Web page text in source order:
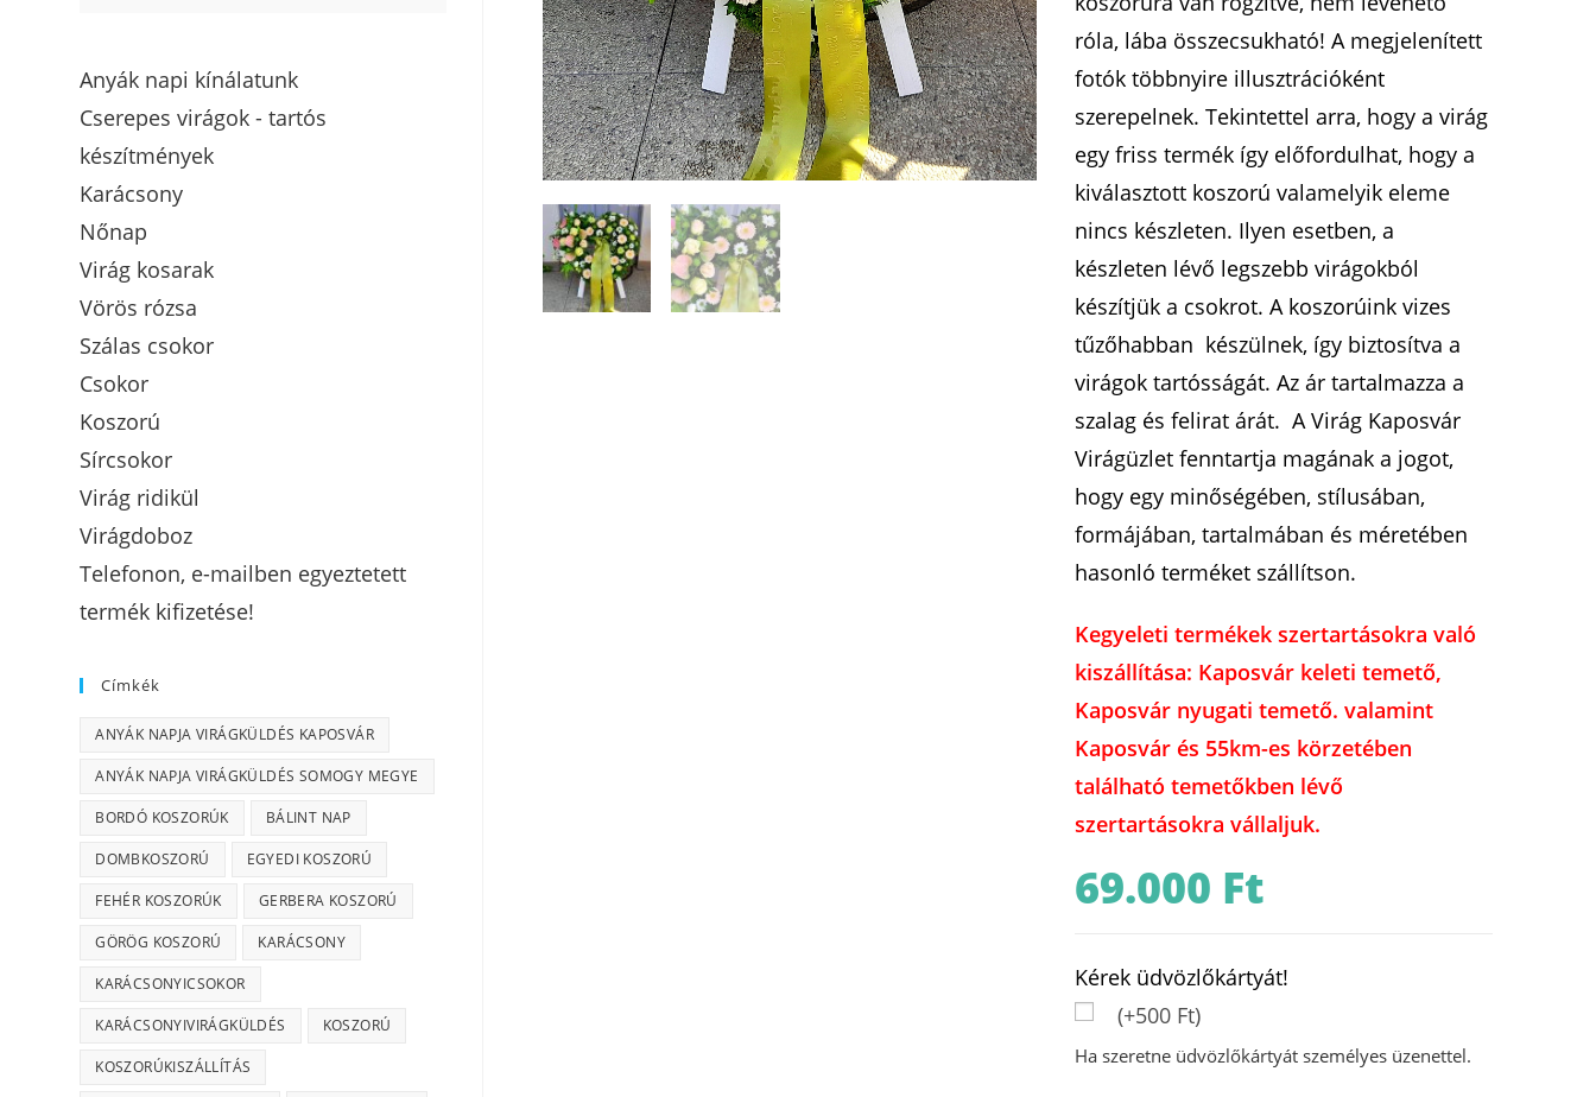
róla, lába összecsukható! A megjelenített
fotók többnyire illusztrációként
szerepelnek. Tekintettel arra, hogy a virág
egy friss termék így előfordulhat, hogy a
kiválasztott koszorú valamelyik eleme
nincs készleten. Ilyen esetben, a
készleten lévő legszebb virágokból
készítjük a csokrot. A koszorúink vizes
tűzőhabban készülnek, így biztosítva a
virágok tartósságát. Az ár tartalmazza a
szalag és felirat árát. A Virág Kaposvár
Virágüzlet fenntartja magának a jogot,
hogy egy minőségében, stílusában,
formájában, tartalmában és méretében
hasonló terméket szállítson.
Kegyeleti termékek szertartásokra való
kiszállítása: Kaposvár keleti temető,
Kaposvár nyugati temető. valamint
Kaposvár és 55km-es körzetében
található temetőkben lévő
szertartásokra vállaljuk.
69.000 Ft
Kérek üdvözlőkártyát!
(+500 Ft)
Ha szeretne üdvözlőkártyát személyes üzenettel.
Anyák napi kínálatunk
Cserepes virágok - tartós
készítmények
Karácsony
Nőnap
Virág kosarak
Vörös rózsa
Szálas csokor
Csokor
Koszorú
Sírcsokor
Virág ridikül
Virágdoboz
Telefonon, e-mailben egyeztetett
termék kifizetése!
Címkék
ANYÁK NAPJA VIRÁGKÜLDÉS KAPOSVÁR
ANYÁK NAPJA VIRÁGKÜLDÉS SOMOGY MEGYE
BORDÓ KOSZORÚK BÁLINT NAP
DOMBKOSZORÚ EGYEDI KOSZORÚ
FEHÉR KOSZORÚK GERBERA KOSZORÚ
GÖRÖG KOSZORÚ KARÁCSONY
KARÁCSONYICSOKOR
KARÁCSONYIVIRÁGKÜLDÉS KOSZORÚ
KOSZORÚKISZÁLLÍTÁS